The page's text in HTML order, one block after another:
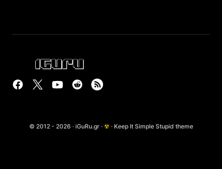
© 2012 - 2026 · iGuRu.gr · ☢ · Keep It Simple Stupid theme